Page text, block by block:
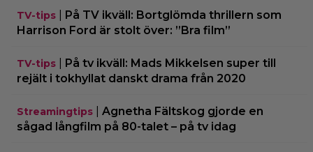
TV-tips
På TV ikväll: Bortglömda thrillern som
Harrison Ford är stolt över: ”Bra film”
TV-tips
På tv ikväll: Mads Mikkelsen super till
rejält i tokhyllat danskt drama från 2020
Streamingtips
Agnetha Fältskog gjorde en
sågad långfilm på 80-talet – på tv idag